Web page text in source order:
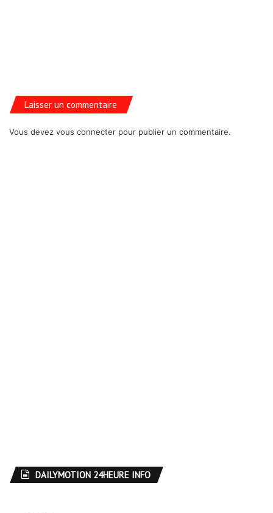
Laisser un commentaire
Vous devez vous connecter pour publier un commentaire.
DAILYMOTION 24HEURE INFO